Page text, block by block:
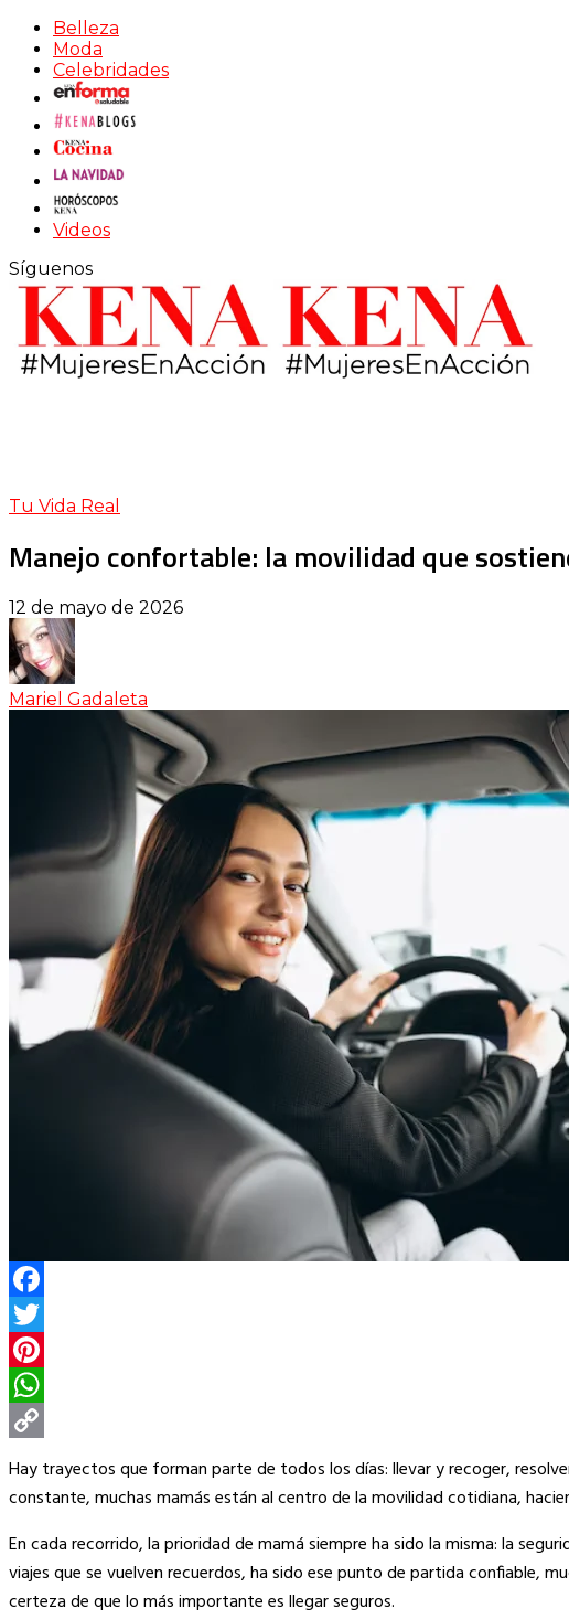
Belleza
Moda
Celebridades
Videos
Síguenos
Tu Vida Real
Manejo confortable: la movilidad que
12 de mayo de 2026
Mariel Gadaleta
Facebook
Twitter
Pinterest
WhatsApp
Copy
Link
Hay trayectos que forman parte de todos los días: llevar y recoger,
constante, muchas mamás están al centro de la movilidad cotidiana,
En cada recorrido, la prioridad de mamá siempre ha sido la misma: la
viajes que se vuelven recuerdos, ha sido ese punto de partida confiable,
certeza de que lo más importante es llegar seguros.